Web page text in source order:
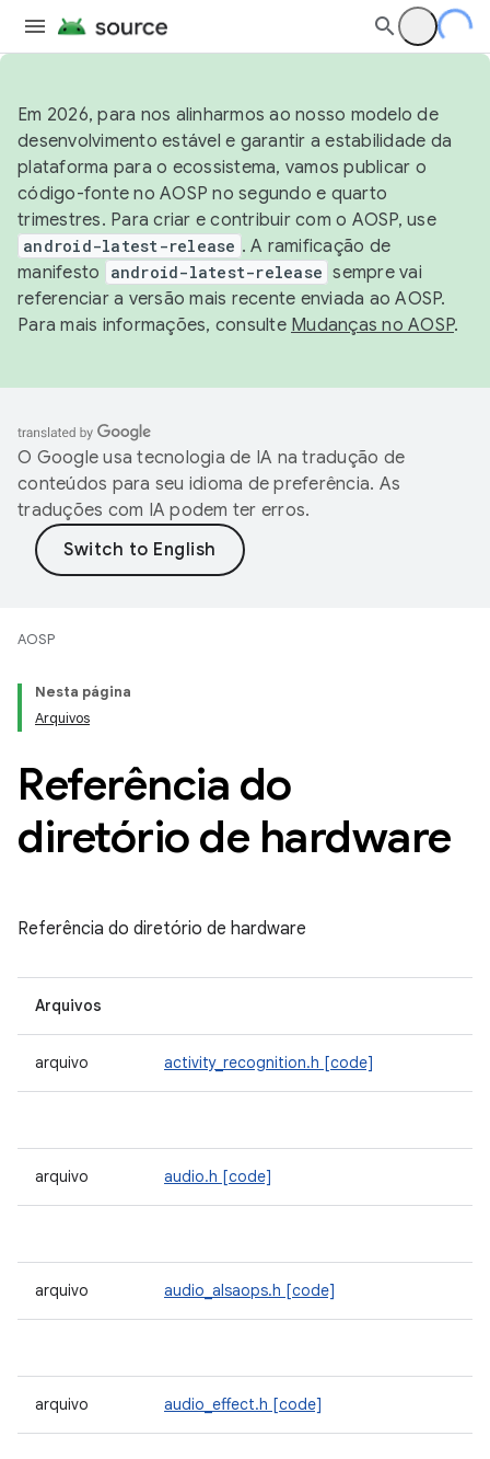
Em 2026, para nos alinharmos ao nosso modelo de
desenvolvimento estável e garantir a estabilidade da
plataforma para o ecossistema, vamos publicar o
código-fonte no AOSP no segundo e quarto
trimestres. Para criar e contribuir com o AOSP, use
android-latest-release . A ramificação de
manifesto
android-latest-release sempre vai
referenciar a versão mais recente enviada ao AOSP.
Para mais informações, consulte Mudanças no AOSP.
O Google usa tecnologia de IA na tradução de
conteúdos para seu idioma de preferência. As
traduções com IA podem ter erros.
AOSP
Nesta página
Arquivos
Referência do
diretório de hardware
Referência do diretório de hardware
Arquivos
arquivo activity_recognition.h [code]
arquivo audio.h [code]
arquivo audio_alsaops.h [code]
arquivo audio_effect.h [code]